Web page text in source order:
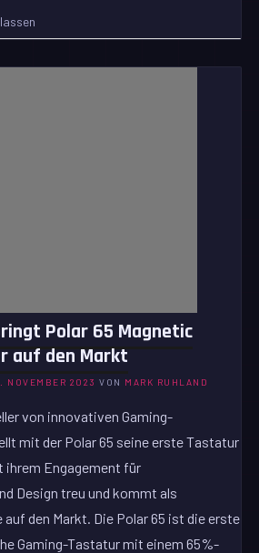
Polar 65 Magnetic
auf den Markt
NOVEMBER 2023 VON MARK RUHLAND
von innovativen Gaming-
mit der Polar 65 seine erste Tastatur
ihrem Engagement für
Design treu und kommt als
den Markt. Die Polar 65 ist die erste
Gaming-Tastatur mit einem 65%-